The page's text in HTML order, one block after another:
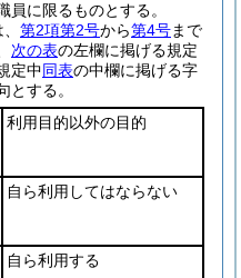
に限るものとする。
第2項第2号から第4号まで
次の表の左欄に掲げる規定
定中同表の中欄に掲げる字
とする。
利用目的以外の目的
自ら利用してはならない
自ら利用する